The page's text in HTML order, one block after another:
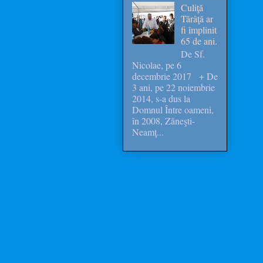
Culiţă
Tărâţă ar
fi împlinit
65 de ani.
De Sf.
Nicolae, pe 6
decembrie 2017 + De
3 ani, pe 22 noiembrie
2014, s-a dus la
Domnul Între oameni,
în 2008, Zăneşti-
Neamţ...